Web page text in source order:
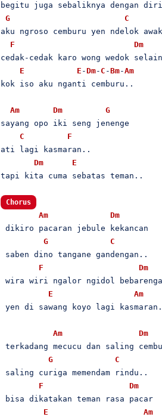
begitu juga sebaliknya dengan
G
C
aku ngroso cemburu yen ndelok
F
Dm
cedak-cedak karo wong wedok
E
E -Dm- C -Bm-Am
kok iso aku nganti cemburu..
Am Dm
G
sayang opo iki seng jenenge
C
F
ati lagi kasmaran..
Dm
E
tapi kita cuma sebatas teman..
Chorus
Am
Dm
dikiro pacaran jebule kekancan
G
C
saben dino tangane gandengan..
F
Dm
wira wiri ngalor ngidol
E
Am
yen di sawang koyo lagi
Am
Dm
terkadang mecucu dan saling
G
C
saling curiga memendam rindu..
F
Dm
bisa dikatakan teman rasa pacar
E
Am